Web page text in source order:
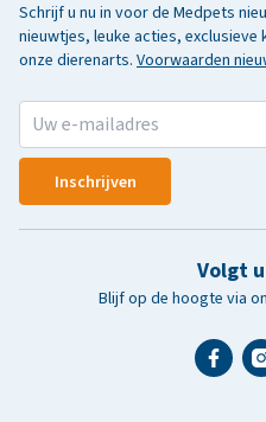
Schrijf u nu in voor de Medpets
nieuwtjes, leuke acties,
onze dierenarts. Voorwaarden
Inschrijven
Volgt
Blijf op de hoogte via